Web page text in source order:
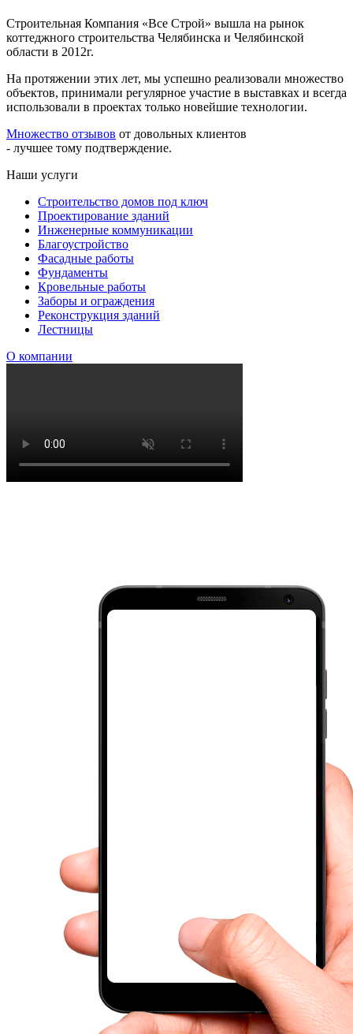
Строительная Компания «Все Строй» вышла на рынок
коттеджного строительства Челябинска и Челябинской
области в 2012г.
На протяжении этих лет, мы успешно реализовали множество
объектов, принимали регулярное участие в выставках и всегда
использовали в проектах только новейшие технологии.
Множество отзывов от довольных клиентов
- лучшее тому подтверждение.
Наши услуги
Строительство домов под ключ
Проектирование зданий
Инженерные коммуникации
Благоустройство
Фасадные работы
Фундаменты
Кровельные работы
Заборы и ограждения
Реконструкция зданий
Лестницы
О компании